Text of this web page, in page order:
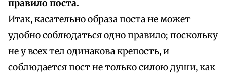
правило поста.
Итак, касательно образа поста не может
удобно соблюдаться одно правило; поскольку
не у всех тел одинакова крепость, и
соблюдается пост не только силою души, как